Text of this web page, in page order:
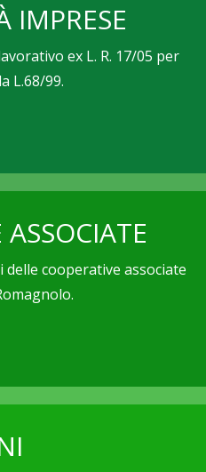
IMPRESE
ex L. R. 17/05 per
L.68/99.
cooperative associate